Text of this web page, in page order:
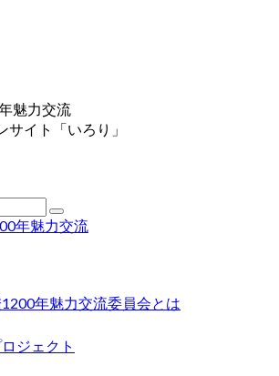
魅力交流
サイト「いろり」
年魅力交流
年魅力交流委員会とは
ジェクト